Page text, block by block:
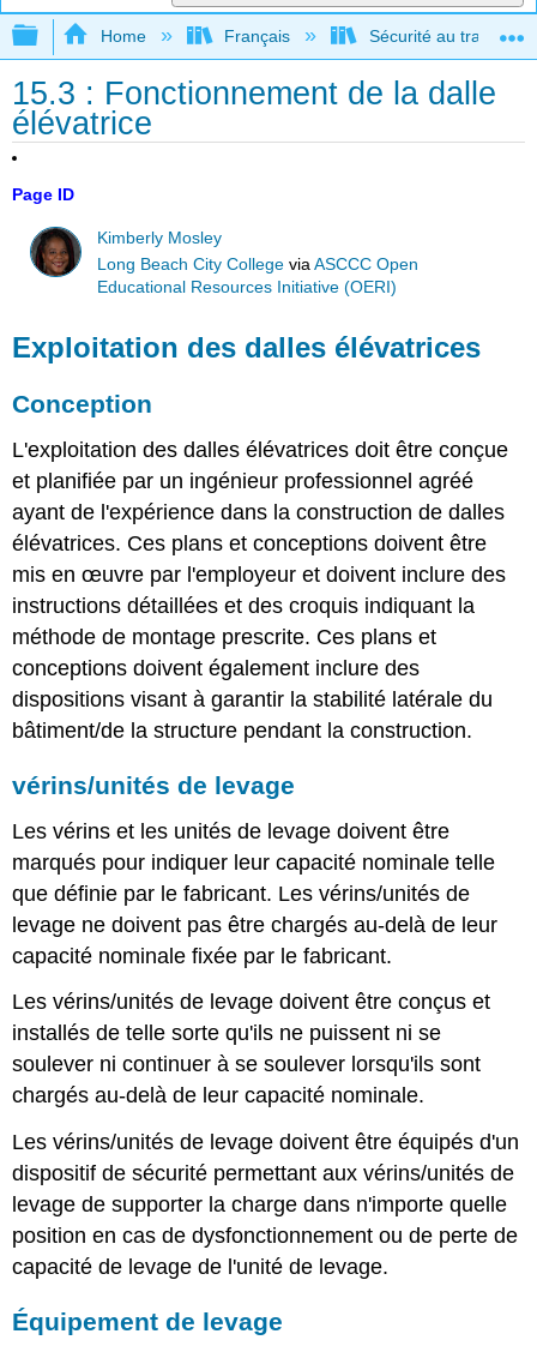
Expand/collapse global hierarchy
Home Français Sécurité au travail
15.3 : Fonctionnement de la dalle
élévatrice
Page ID
Kimberly Mosley
Long Beach City College viaASCCC Open
Educational Resources Initiative (OERI)
Exploitation des dalles élévatrices
Conception
L'exploitation des dalles élévatrices doit être conçue
et planifiée par un ingénieur professionnel agréé
ayant de l'expérience dans la construction de dalles
élévatrices. Ces plans et conceptions doivent être
mis en œuvre par l'employeur et doivent inclure des
instructions détaillées et des croquis indiquant la
méthode de montage prescrite. Ces plans et
conceptions doivent également inclure des
dispositions visant à garantir la stabilité latérale du
bâtiment/de la structure pendant la construction.
vérins/unités de levage
Les vérins et les unités de levage doivent être
marqués pour indiquer leur capacité nominale telle
que définie par le fabricant. Les vérins/unités de
levage ne doivent pas être chargés au-delà de leur
capacité nominale fixée par le fabricant.
Les vérins/unités de levage doivent être conçus et
installés de telle sorte qu'ils ne puissent ni se
soulever ni continuer à se soulever lorsqu'ils sont
chargés au-delà de leur capacité nominale.
Les vérins/unités de levage doivent être équipés d'un
dispositif de sécurité permettant aux vérins/unités de
levage de supporter la charge dans n'importe quelle
position en cas de dysfonctionnement ou de perte de
capacité de levage de l'unité de levage.
Équipement de levage